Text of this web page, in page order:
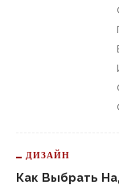
ДИЗАЙН
Как Выбрать